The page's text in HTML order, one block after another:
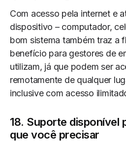
Com acesso pela internet e
dispositivo – computador,
bom sistema também traz a
benefício para gestores de
utilizam, já que podem ser
remotamente de qualquer
inclusive com acesso
18. Suporte disponível
que você precisar